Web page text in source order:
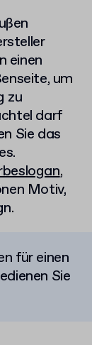
einen
um
zu
darf
Sie das
,
Motiv,
für einen
Sie